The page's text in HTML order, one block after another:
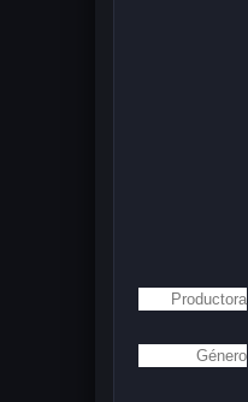
Productora
Género